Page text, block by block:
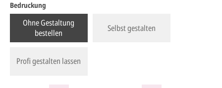
Bedruckung
Ohne Gestaltung
bestellen
Selbst gestalten
Profi gestalten lassen